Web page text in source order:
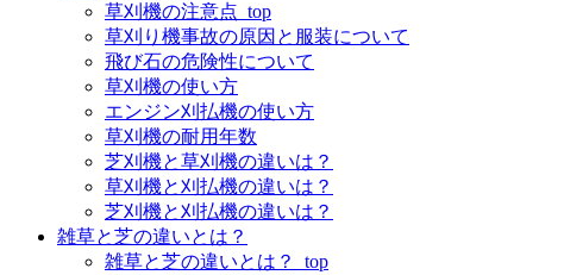
草刈機の注意点_top
草刈り機事故の原因と服装について
飛び石の危険性について
草刈機の使い方
エンジン刈払機の使い方
草刈機の耐用年数
芝刈機と草刈機の違いは？
草刈機と刈払機の違いは？
芝刈機と刈払機の違いは？
雑草と芝の違いとは？
雑草と芝の違いとは？_top